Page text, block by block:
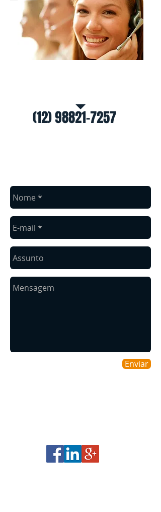
(12) 98821-7257
Enviar